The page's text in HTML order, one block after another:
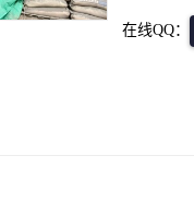
在线QQ：